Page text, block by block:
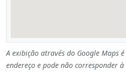
A exibição através do Google Maps
endereço e pode não corresponder